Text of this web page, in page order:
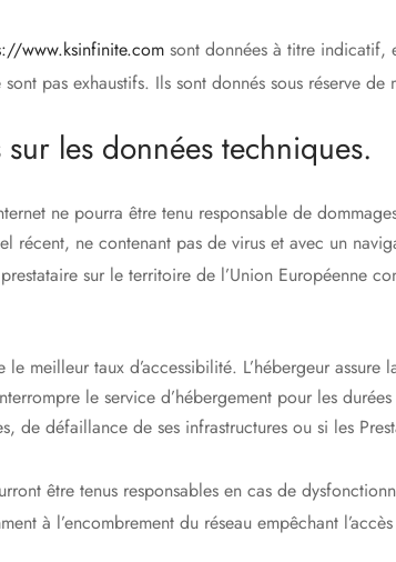
www.ksinfinite.com sont données à titre indicatif,
sont pas exhaustifs. Ils sont donnés sous réserve
les données techniques.
ne pourra être tenu responsable de
récent, ne contenant pas de virus et avec un
sur le territoire de l’Union Européenne
le meilleur taux d’accessibilité. L’hébergeur
le service d’hébergement pour les
de défaillance de ses infrastructures ou si les
être tenus responsables en cas de
à l’encombrement du réseau empêchant